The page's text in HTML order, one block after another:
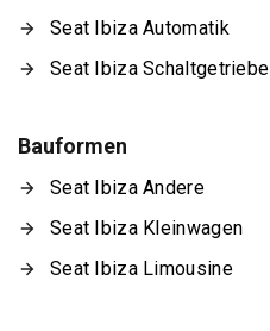
Seat Ibiza Automatik
Seat Ibiza Schaltgetriebe
Bauformen
Seat Ibiza Andere
Seat Ibiza Kleinwagen
Seat Ibiza Limousine